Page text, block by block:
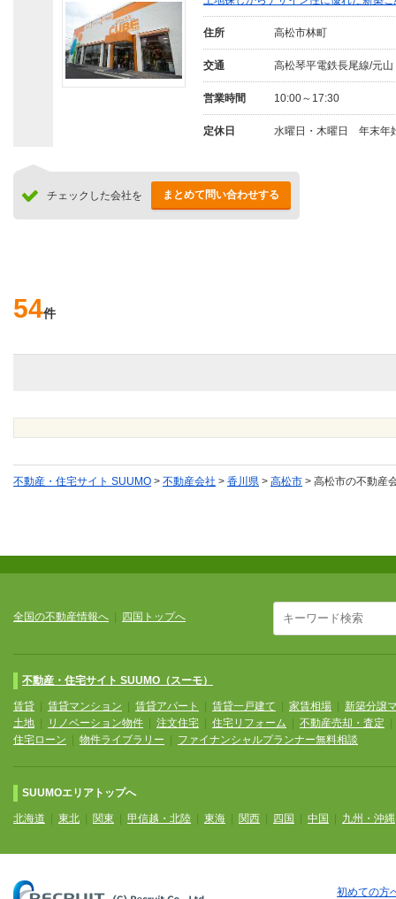
住所 高松市林町
交通 高松琴平電鉄長尾線/元
営業時間 10:00～17:30
定休日 水曜日・木曜日 年末年
チェックした会社を まとめて問い合わせする
54件
不動産・住宅サイト SUUMO > 不動産会社 > 香川県 > 高松市 > 高松市の不動産
全国の不動産情報へ 四国トップへ
不動産・住宅サイト SUUMO（スーモ）
賃貸 賃貸マンション 賃貸アパート 賃貸一戸建て 家賃相場
新築分譲
土地
リノベーション物件 注文住宅 住宅リフォーム 不動産売却・査定
住宅ローン
物件ライブラリー ファイナンシャルプランナー無料相談
SUUMOエリアトップへ
北海道 東北 関東 甲信越・北陸 東海 関西 四国 中国 九州・沖縄
初めての方